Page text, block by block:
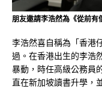
朋友邀請李浩然為《從前有
李浩然喜自稱為「香港
過。在香港出生的李浩
暴動，時任高級公務員
直在新加坡讀書升學，